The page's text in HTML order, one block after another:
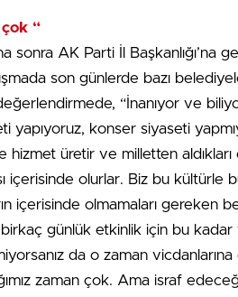
“
AK Parti İl Başkanlığı’na
son günlerde bazı
“İnanıyor ve
yapıyoruz, konser siyaseti
hizmet üretir ve milletten aldıkları
içerisinde olurlar. Biz bu kültürle
içerisinde olmamaları gereken
günlük etkinlik için bu kadar
da o zaman vicdanlarına
zaman çok. Ama israf